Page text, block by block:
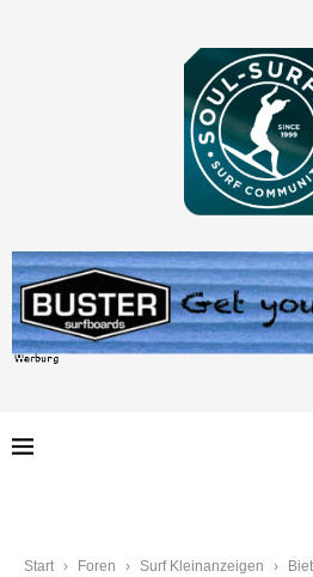
Start › Foren › Surf Kleinanzeigen ›